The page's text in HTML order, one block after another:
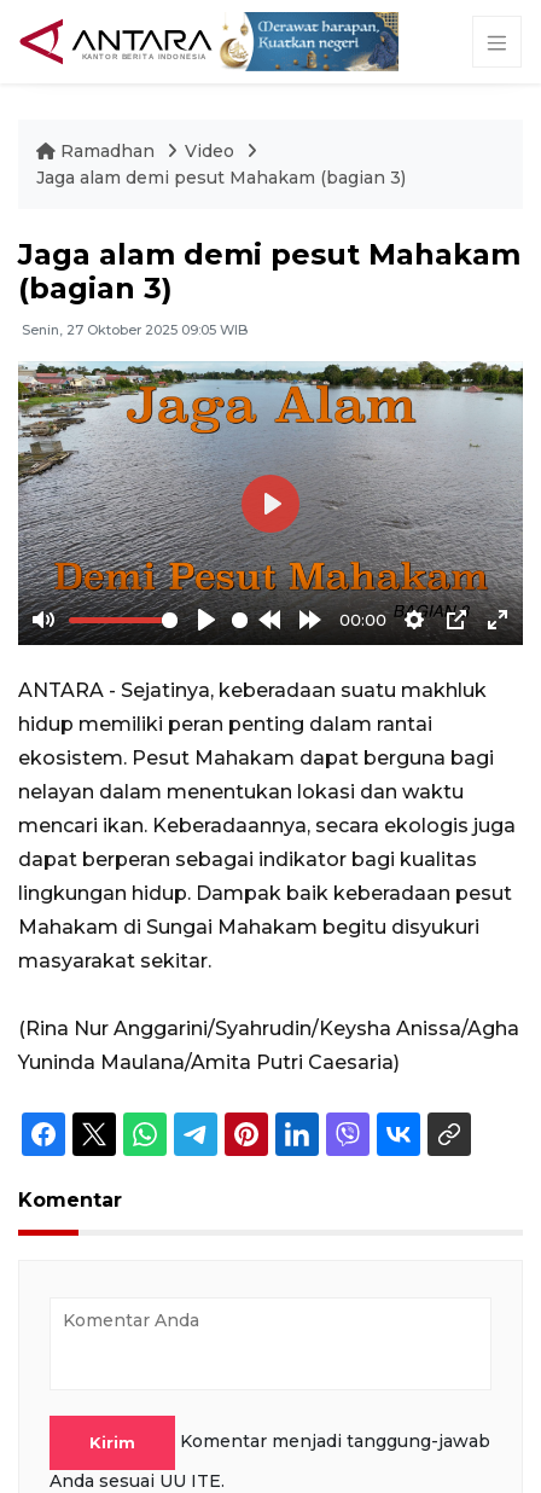
Ramadhan
Video
Jaga alam demi pesut Mahakam (bagian 3)
Jaga alam demi pesut Mahakam
(bagian 3)
Senin, 27 Oktober 2025 09:05 WIB
Mute Play
Rewind
10s
Forward
00:00
Settings
PIP
Play
ANTARA - Sejatinya, keberadaan suatu makhluk
hidup memiliki peran penting dalam rantai
ekosistem. Pesut Mahakam dapat berguna bagi
nelayan dalam menentukan lokasi dan waktu
mencari ikan. Keberadaannya, secara ekologis juga
dapat berperan sebagai indikator bagi kualitas
lingkungan hidup. Dampak baik keberadaan pesut
Mahakam di Sungai Mahakam begitu disyukuri
masyarakat sekitar.
(Rina Nur Anggarini/Syahrudin/Keysha Anissa/​​​​​​​Agha
Yuninda Maulana/Amita Putri Caesaria)
Komentar
Kirim
Komentar menjadi tanggung-jawab
Anda sesuai UU ITE.